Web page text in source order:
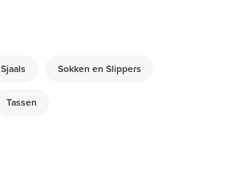
Sjaals Sokken en Slippers
Tassen